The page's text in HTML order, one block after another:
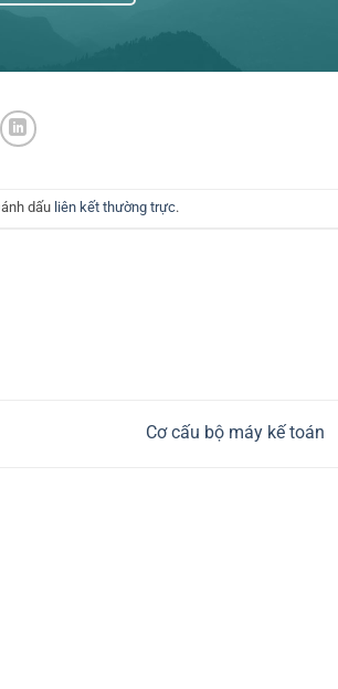
dấu liên kết thường trực.
Cơ cấu bộ máy kế toán